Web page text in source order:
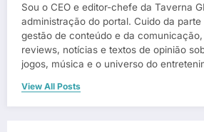
Sou o CEO e editor-chefe da Taverna
administração do portal. Cuido da
gestão de conteúdo e da
reviews, notícias e textos de opinião
jogos, música e o universo do
View All Posts